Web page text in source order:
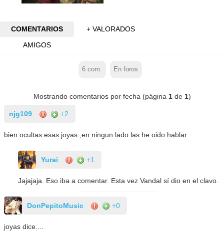
COMENTARIOS
+ VALORADOS
AMIGOS
6 com. En foros
Mostrando comentarios por fecha (página 1de 1)
njg109 +2
bien ocultas esas joyas ,en ningun lado las he oido hablar
Yurai +1
Jajajaja. Eso iba a comentar. Esta vez Vandal sí dio en el clavo.
DonPepitoMusic +0
joyas dice....